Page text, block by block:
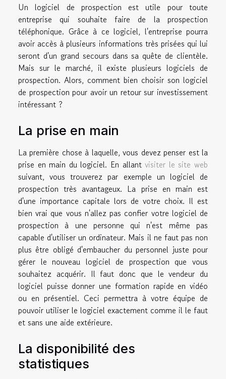
Un logiciel de prospection est utile pour toute
entreprise qui souhaite faire de la prospection
téléphonique. Grâce à ce logiciel, l'entreprise pourra
avoir accès à plusieurs informations très prisées qui lui
seront d'un grand secours dans sa quête de clientèle.
Mais sur le marché, il existe plusieurs logiciels de
prospection. Alors, comment bien choisir son logiciel
de prospection pour avoir un retour sur investissement
intéressant ?
La prise en main
La première chose à laquelle, vous devez penser est la
prise en main du logiciel. En allantvisiter le site web
suivant, vous trouverez par exemple un logiciel de
prospection très avantageux. La prise en main est
d'une importance capitale lors de votre choix. Il est
bien vrai que vous n'allez pas confier votre logiciel de
prospection à une personne qui n'est même pas
capable d'utiliser un ordinateur. Mais il ne faut pas non
plus être obligé d'embaucher du personnel juste pour
gérer le nouveau logiciel de prospection que vous
souhaitez acquérir. Il faut donc que le vendeur du
logiciel puisse donner une formation rapide en vidéo
ou en présentiel. Ceci permettra à votre équipe de
pouvoir utiliser le logiciel exactement comme il le faut
et sans une aide extérieure.
La disponibilité des
statistiques